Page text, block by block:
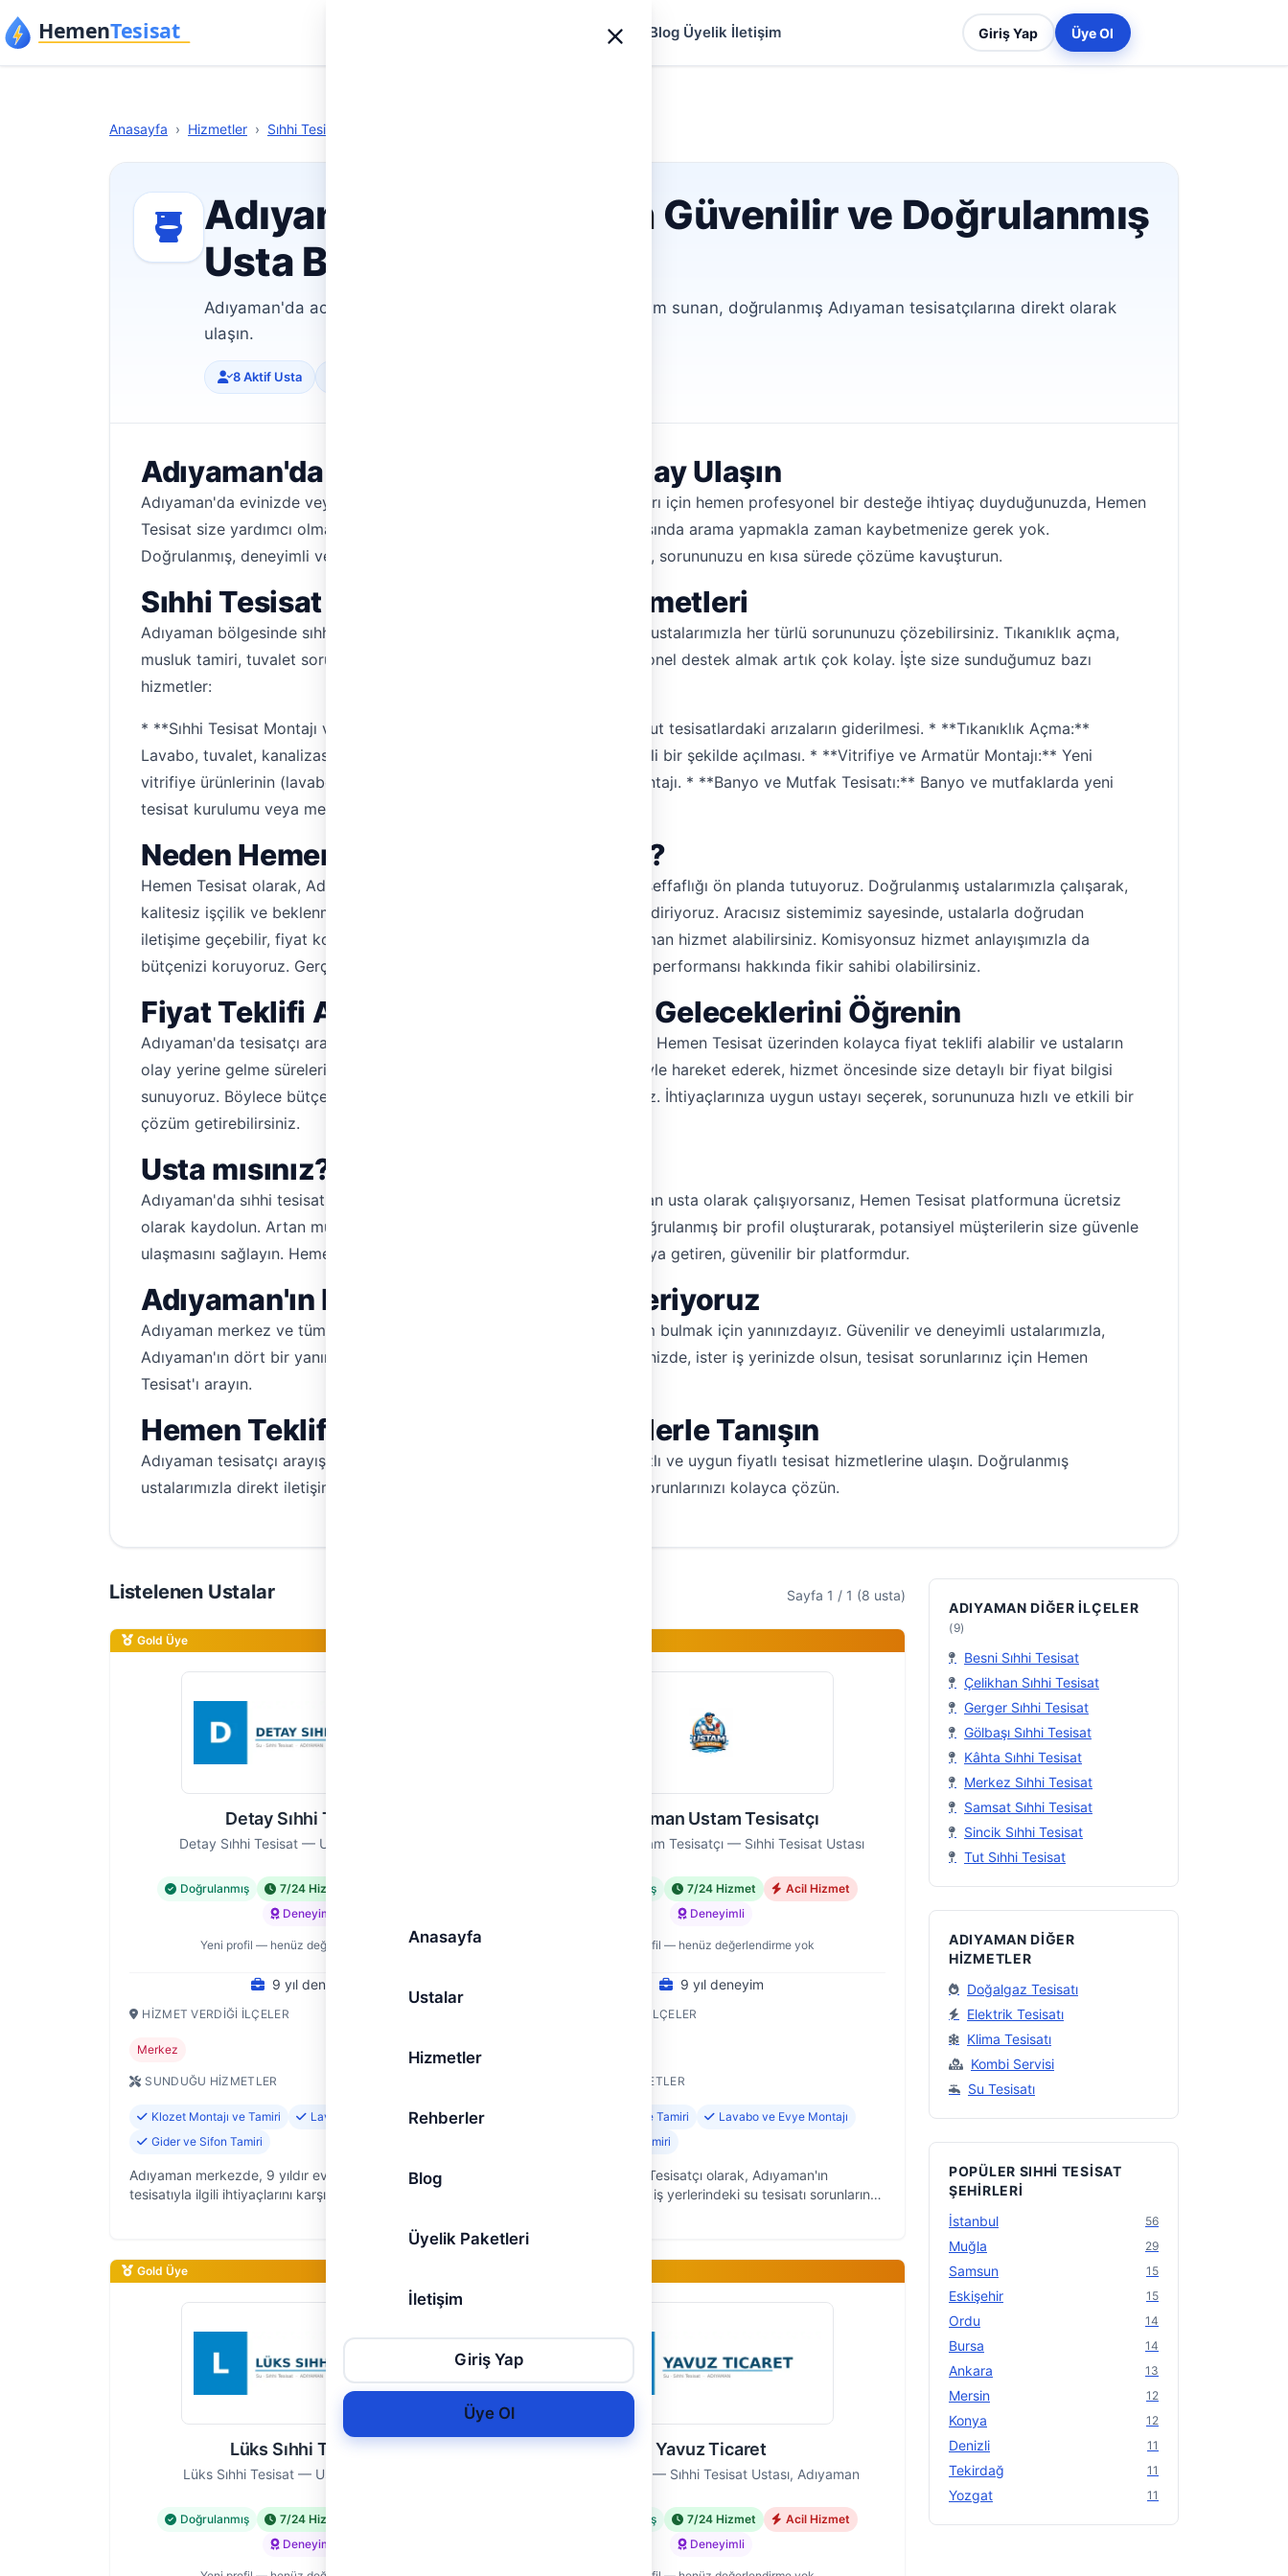
İçeriğe geç
Rehberler Blog Üyelik İletişim Giriş Yap Üye Ol
Anasayfa
Ustalar
Hizmetler
Rehberler
Blog
Üyelik Paketleri
İletişim
Giriş Yap
Üye Ol
Anasayfa › Hizmetler › Sıhhi Tesisat
Adıyaman tesisatçı İçin Güvenilir ve Doğrulanmış
Usta Bulun
Adıyaman'da acil tesisat işleriniz için hızlı ve güvenilir çözüm sunan, doğrulanmış Adıyaman tesisatçılarına direkt olarak
ulaşın.
8 Aktif Usta
Adıyaman'da Tesisatçıya Hızlı ve Kolay Ulaşın
Adıyaman'da evinizde veya iş yerinizde meydana gelen tesisat sorunları için hemen profesyonel bir desteğe ihtiyaç duyduğunuzda, Hemen
Tesisat size yardımcı olmak için hazır. Artık Adıyaman tesisatçıları arasında arama yapmakla zaman kaybetmenize gerek yok.
Doğrulanmış, deneyimli ve yerel ustalarımızla doğrudan iletişime geçin, sorununuzu en kısa sürede çözüme kavuşturun.
Sıhhi Tesisat ve Tıkanıklık Açma Hizmetleri
Adıyaman bölgesinde sıhhi tesisat konusunda uzmanlaşmış, deneyimli ustalarımızla her türlü sorununuzu çözebilirsiniz. Tıkanıklık açma,
musluk tamiri, tuvalet sorunları, lavabo tesisatı gibi konularda profesyonel destek almak artık çok kolay. İşte size sunduğumuz bazı
hizmetler:
* **Sıhhi Tesisat Montajı ve Tamiri:** Yeni tesisat kurulumu veya mevcut tesisatlardaki arızaların giderilmesi. * **Tıkanıklık Açma:**
Lavabo, tuvalet, kanalizasyon gibi yerlerdeki tıkanıklıkların hızlı ve etkili bir şekilde açılması. * **Vitrifiye ve Armatür Montajı:** Yeni
vitrifiye ürünlerinin (lavabo, tuvalet, banyo küveti vb.) profesyonel montajı. * **Banyo ve Mutfak Tesisatı:** Banyo ve mutfaklarda yeni
tesisat kurulumu veya mevcut tesisatların yenilenmesi.
Neden Hemen Tesisat'ı Seçmelisiniz?
Hemen Tesisat olarak, Adıyaman tesisatçıları arasında güvenilirliği ve şeffaflığı ön planda tutuyoruz. Doğrulanmış ustalarımızla çalışarak,
kalitesiz işçilik ve beklenmedik sorunlarla karşılaşma riskinizi en aza indiriyoruz. Aracısız sistemimiz sayesinde, ustalarla doğrudan
iletişime geçebilir, fiyat konusunda pazarlık yapabilir ve istediğiniz zaman hizmet alabilirsiniz. Komisyonsuz hizmet anlayışımızla da
bütçenizi koruyoruz. Gerçek kullanıcı yorumları sayesinde de ustaların performansı hakkında fikir sahibi olabilirsiniz.
Fiyat Teklifi Alın ve Ne Kadar Sürede Geleceklerini Öğrenin
Adıyaman'da tesisatçı arayışınızda zamanın önemli olduğunu biliyoruz. Hemen Tesisat üzerinden kolayca fiyat teklifi alabilir ve ustaların
olay yerine gelme süreleri hakkında bilgi edinebilirsiniz. Şeffaflık ilkesiyle hareket ederek, hizmet öncesinde size detaylı bir fiyat bilgisi
sunuyoruz. Böylece bütçenizi aşan sürpriz maliyetlerle karşılaşmazsınız. İhtiyaçlarınıza uygun ustayı seçerek, sorununuza hızlı ve etkili bir
çözüm getirebilirsiniz.
Usta mısınız? Hemen Kaydolun!
Adıyaman'da sıhhi tesisat, tıkanıklık açma veya diğer tesisat işleri yapan usta olarak çalışıyorsanız, Hemen Tesisat platformuna ücretsiz
olarak kaydolun. Artan müşteri taleplerine ulaşarak işinizi büyütün. Doğrulanmış bir profil oluşturarak, potansiyel müşterilerin size güvenle
ulaşmasını sağlayın. Hemen Tesisat, Adıyaman'daki tesisatçıları bir araya getiren, güvenilir bir platformdur.
Adıyaman'ın Her Köşesine Hizmet Veriyoruz
Adıyaman merkez ve tüm ilçelerde, her türlü tesisat sorununuza çözüm bulmak için yanınızdayız. Güvenilir ve deneyimli ustalarımızla,
Adıyaman'ın dört bir yanına hızlı ve kaliteli hizmet sunuyoruz. İster evinizde, ister iş yerinizde olsun, tesisat sorunlarınız için Hemen
Tesisat'ı arayın.
Hemen Teklif Alın, Sorunsuz Çözümlerle Tanışın
Adıyaman tesisatçı arayışınız sona erdi! Hemen Tesisat ile güvenilir, hızlı ve uygun fiyatlı tesisat hizmetlerine ulaşın. Doğrulanmış
ustalarımızla direkt iletişime geçmek için hemen teklif alın ve tesisat sorunlarınızı kolayca çözün.
Listelenen Ustalar Sayfa 1 / 1 (8 usta)
Gold Üye
Detay Sıhhi Tesisat
Detay Sıhhi Tesisat — Ustası, Adıyaman
Doğrulanmış 7/24 Hizmet
Deneyimli
Yeni profil — henüz değerlendirme yok
9 yıl deneyim
HIZMET VERDIĞI İLÇELER
Merkez
SUNDUĞU HIZMETLER
Klozet Montajı ve Tamiri
Lavabo ve Evye Montajı
Gider ve Sifon Tamiri
Adıyaman merkezde, 9 yıldır ev ve iş yerlerinin su
tesisatıyla ilgili ihtiyaçlarını karşılayan Detay Sıhhi
Adıyaman Ustam Tesisatçı
Adıyaman Ustam Tesisatçı — Sıhhi Tesisat Ustası
Doğrulanmış 7/24 Hizmet
Acil Hizmet
Deneyimli
Yeni profil — henüz değerlendirme yok
9 yıl deneyim
HIZMET VERDIĞI İLÇELER
SUNDUĞU HIZMETLER
Klozet Montajı ve Tamiri
Lavabo ve Evye Montajı
Gider ve Sifon Tamiri
Adıyaman Ustam Tesisatçı olarak, Adıyaman'ın
merkezinde ev ve iş yerlerindeki su tesisatı sorunlarına
Gold Üye
Lüks Sıhhi Tesisat
Lüks Sıhhi Tesisat — Ustası, Adıyaman
Doğrulanmış 7/24 Hizmet
Deneyimli
Yavuz Ticaret
Yavuz Ticaret — Sıhhi Tesisat Ustası, Adıyaman
Doğrulanmış 7/24 Hizmet
Acil Hizmet
Deneyimli
ADIYAMAN DIĞER İLÇELER
(9)
Besni Sıhhi Tesisat
Çelikhan Sıhhi Tesisat
Gerger Sıhhi Tesisat
Gölbaşı Sıhhi Tesisat
Kâhta Sıhhi Tesisat
Merkez Sıhhi Tesisat
Samsat Sıhhi Tesisat
Sincik Sıhhi Tesisat
Tut Sıhhi Tesisat
ADIYAMAN DIĞER
HIZMETLER
Doğalgaz Tesisatı
Elektrik Tesisatı
Klima Tesisatı
Kombi Servisi
Su Tesisatı
POPÜLER SIHHI TESISAT
ŞEHIRLERI
İstanbul
56
Muğla 29
Samsun 15
Eskişehir 15
Ordu 14
Bursa 14
Ankara 13
Mersin 12
Konya 12
Denizli 11
Tekirdağ 11
Yozgat 11